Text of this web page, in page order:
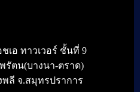
ชเอ ทาวเวอร์ ชั้นที่ 9
รัตน(บางนา-ตราด)
พลี จ.สมุทรปราการ